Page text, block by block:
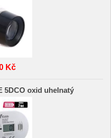
Kč
5DCO oxid uhelnatý